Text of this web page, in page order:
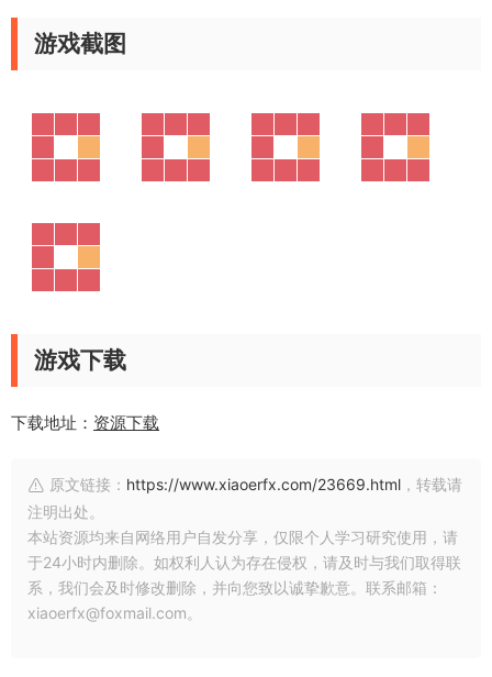
游戏截图
游戏下载
下载地址： 资源下载
原文链接： https://www.xiaoerfx.com/23669.html ，转载请
注明出处。
本站资源均来自网络用户自发分享，仅限个人学习研究使用，请
于24小时内删除。如权利人认为存在侵权，请及时与我们取得联
系，我们会及时修改删除，并向您致以诚挚歉意。联系邮箱：
xiaoerfx@foxmail.com。